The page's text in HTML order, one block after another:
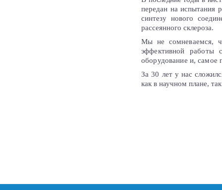
передан на испытания
синтезу нового
рассеянного склероза.
Мы не сомневаемся,
эффективной работы
оборудование и, самое
За 30 лет у нас
как в научном плане,